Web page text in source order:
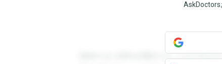
AskDoctors
登録すると回答を閲覧することができま